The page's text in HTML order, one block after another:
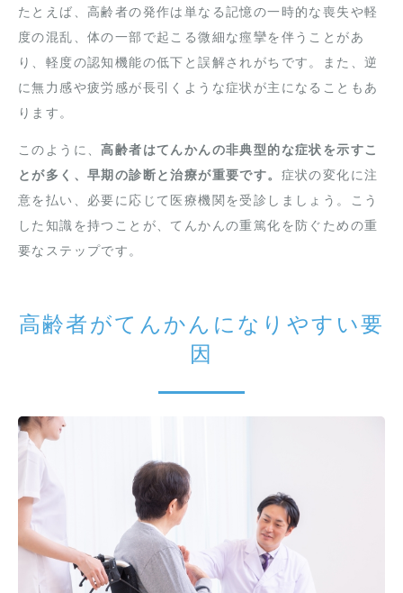
たとえば、高齢者の発作は単なる記憶の一時的な喪失や軽
度の混乱、体の一部で起こる微細な痙攣を伴うことがあ
り、軽度の認知機能の低下と誤解されがちです。また、逆
に無力感や疲労感が長引くような症状が主になることもあ
ります。
このように、高齢者はてんかんの非典型的な症状を示すこ
とが多く、早期の診断と治療が重要です。 症状の変化に注
意を払い、必要に応じて医療機関を受診しましょう。こう
した知識を持つことが、てんかんの重篤化を防ぐための重
要なステップです。
高齢者がてんかんになりやすい要
因